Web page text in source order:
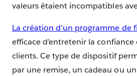
valeurs étaient incompatibles
La création d’un programme de
efficace d’entretenir la
clients. Ce type de dispositif
par une remise, un cadeau ou